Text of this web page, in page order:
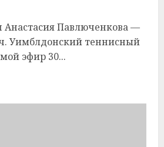
Анастасия Павлюченкова —
Уимблдонский теннисный
эфир 30...